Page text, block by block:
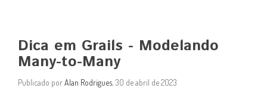
Dica em Grails - Modelando
Many-to-Many
Publicado porAlan Rodrigues, 30 de abril de 2023